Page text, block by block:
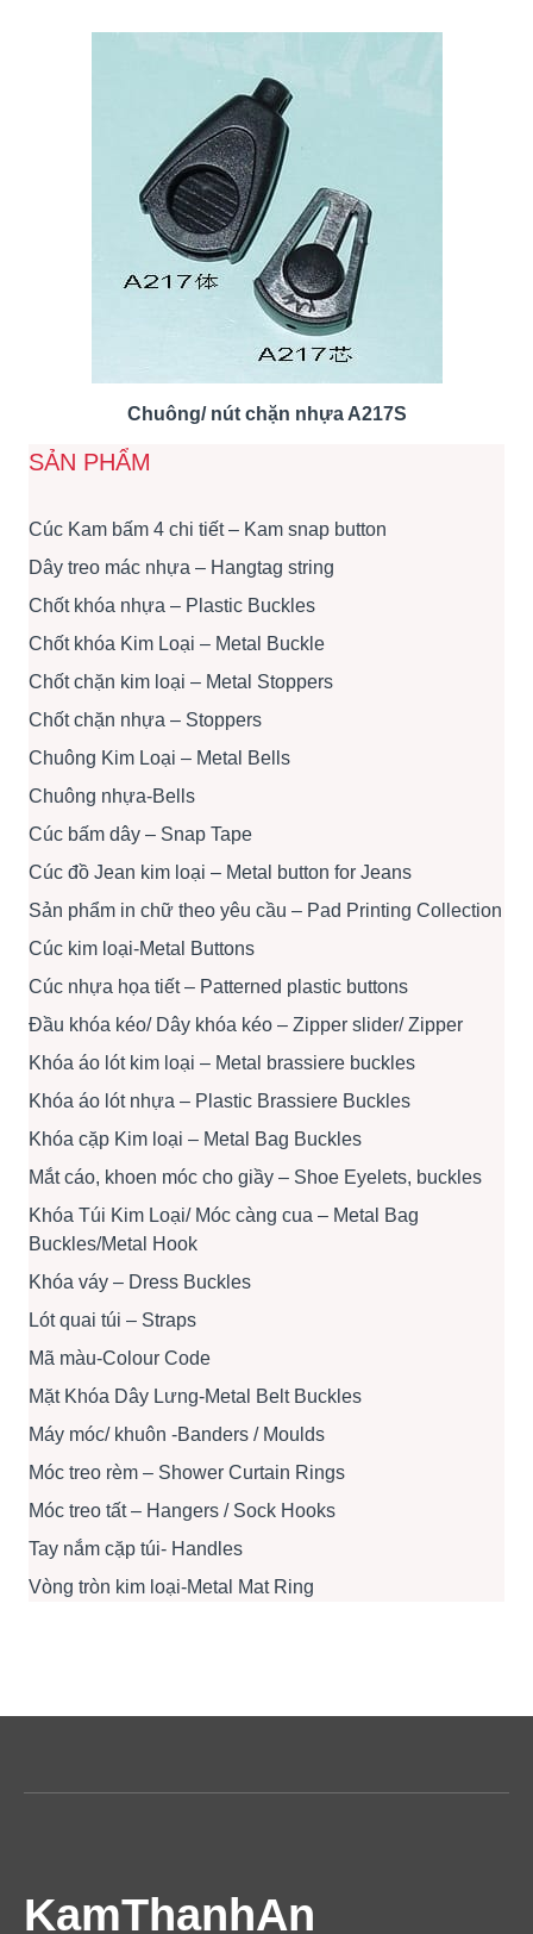
Chuông/ nút chặn nhựa A217S
SẢN PHẨM
Cúc Kam bấm 4 chi tiết – Kam snap button
Dây treo mác nhựa – Hangtag string
Chốt khóa nhựa – Plastic Buckles
Chốt khóa Kim Loại – Metal Buckle
Chốt chặn kim loại – Metal Stoppers
Chốt chặn nhựa – Stoppers
Chuông Kim Loại – Metal Bells
Chuông nhựa-Bells
Cúc bấm dây – Snap Tape
Cúc đồ Jean kim loại – Metal button for Jeans
Sản phẩm in chữ theo yêu cầu – Pad Printing Collection
Cúc kim loại-Metal Buttons
Cúc nhựa họa tiết – Patterned plastic buttons
Đầu khóa kéo/ Dây khóa kéo – Zipper slider/ Zipper
Khóa áo lót kim loại – Metal brassiere buckles
Khóa áo lót nhựa – Plastic Brassiere Buckles
Khóa cặp Kim loại – Metal Bag Buckles
Mắt cáo, khoen móc cho giầy – Shoe Eyelets, buckles
Khóa Túi Kim Loại/ Móc càng cua – Metal Bag
Buckles/Metal Hook
Khóa váy – Dress Buckles
Lót quai túi – Straps
Mã màu-Colour Code
Mặt Khóa Dây Lưng-Metal Belt Buckles
Máy móc/ khuôn -Banders / Moulds
Móc treo rèm – Shower Curtain Rings
Móc treo tất – Hangers / Sock Hooks
Tay nắm cặp túi- Handles
Vòng tròn kim loại-Metal Mat Ring
KamThanhAn